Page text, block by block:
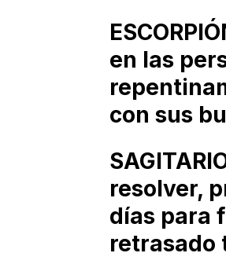
en las
con sus
resolver,
días para
retrasado